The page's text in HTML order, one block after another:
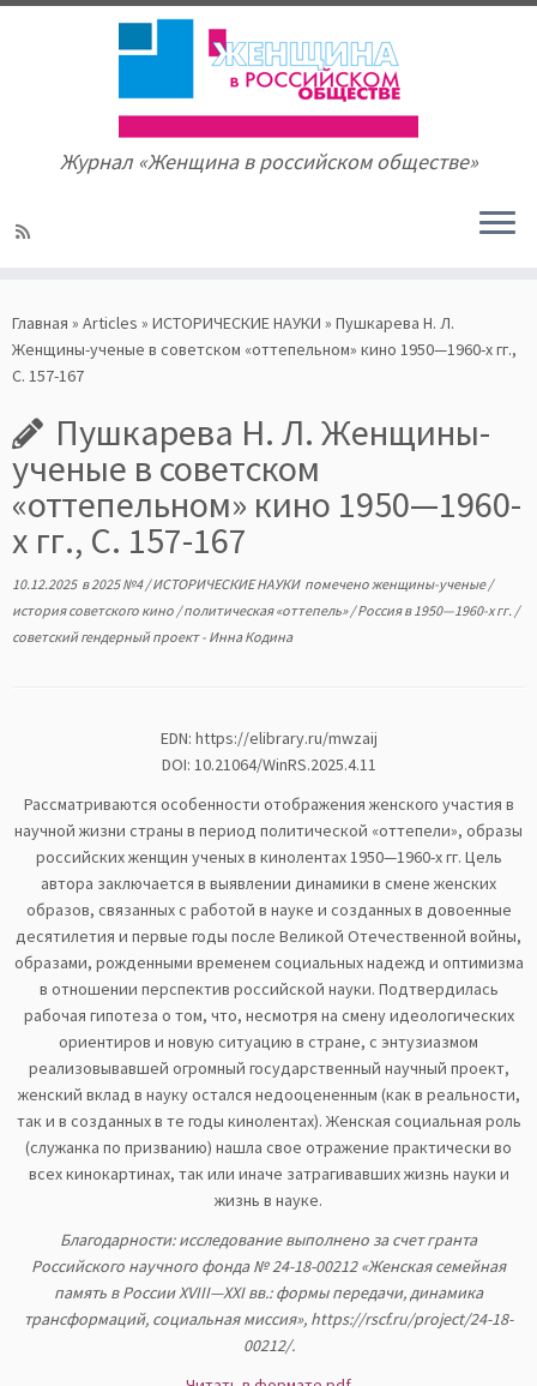
to
content
Журнал «Женщина в российском обществе»
Главная » Articles » ИСТОРИЧЕСКИЕ НАУКИ » Пушкарева Н. Л.
Женщины-ученые в советском «оттепельном» кино 1950—1960-х гг.,
С. 157-167
Пушкарева Н. Л. Женщины-
ученые в советском
«оттепельном» кино 1950—1960-
х гг., С. 157-167
10.12.2025в2025 №4/ИСТОРИЧЕСКИЕ НАУКИ помеченоженщины-ученые/
история советского кино /политическая «оттепель»/Россия в 1950—1960-х гг. /
советский гендерный проект- Инна Кодина
EDN: https://elibrary.ru/mwzaij
DOI: 10.21064/WinRS.2025.4.11
Рассматриваются особенности отображения женского участия в
научной жизни страны в период политической «оттепели», образы
российских женщин ученых в кинолентах 1950—1960-х гг. Цель
автора заключается в выявлении динамики в смене женских
образов, связанных с работой в науке и созданных в довоенные
десятилетия и первые годы после Великой Отечественной войны,
образами, рожденными временем социальных надежд и оптимизма
в отношении перспектив российской науки. Подтвердилась
рабочая гипотеза о том, что, несмотря на смену идеологических
ориентиров и новую ситуацию в стране, с энтузиазмом
реализовывавшей огромный государственный научный проект,
женский вклад в науку остался недооцененным (как в реальности,
так и в созданных в те годы кинолентах). Женская социальная роль
(служанка по призванию) нашла свое отражение практически во
всех кинокартинах, так или иначе затрагивавших жизнь науки и
жизнь в науке.
Благодарности: исследование выполнено за счет гранта
Российского научного фонда № 24-18-00212 «Женская семейная
память в России XVIII—XXI вв.: формы передачи, динамика
трансформаций, социальная миссия», https://rscf.ru/project/24-18-
00212/.